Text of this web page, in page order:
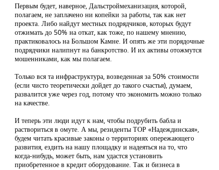
Первым будет, наверное, Дальстроймеханизация, которой,
полагаем, не заплачено ни копейки за работы, так как нет
проекта. Либо найдут местных подрядчиков, которых будут
отжимать до 50% на откат, как тоже, по нашему мнению,
практиковалось на Большом Камне. И опять же эти порядочные
подрядчики налипнут на банкротство. И их активы отожмутся
мошенниками, как мы полагаем.
Только вся та инфраструктура, возведенная за 50% стоимости
(если чисто теоретически дойдет до такого счастья), думаем,
развалится уже через год, потому что экономить можно только
на качестве.
И теперь эти люди идут к нам, чтобы подрубить бабла и
раствориться в омуте. А мы, резиденты ТОР «Надеждинская»,
будем читать красивые законы о территориях опережающего
развития, ездить на нашу площадку и надеяться на то, что
когда-нибудь, может быть, нам удастся установить
приобретенное в кредит оборудование. Так и бизнеса в